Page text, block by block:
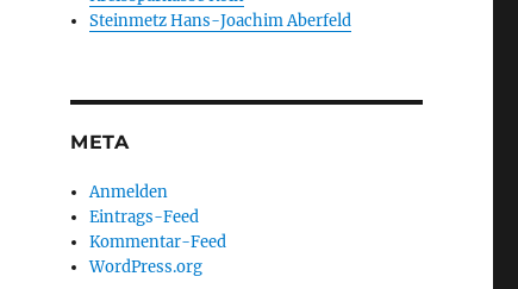
Steinmetz Hans-Joachim Aberfeld
META
Anmelden
Eintrags-Feed
Kommentar-Feed
WordPress.org